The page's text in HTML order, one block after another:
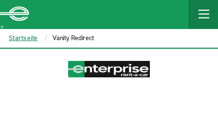
MAIN
CONTENT
Enterprise
Startseite Vanity Redirect